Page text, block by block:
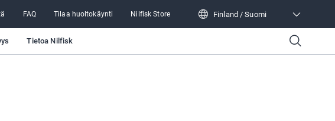
FAQ Tilaa huoltokäynti Nilfisk Store Finland / Suomi
Tietoa Nilfisk